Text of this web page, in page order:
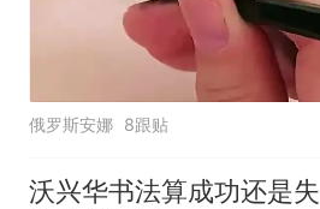
俄罗斯安娜 8跟贴
沃兴华书法算成功还是失